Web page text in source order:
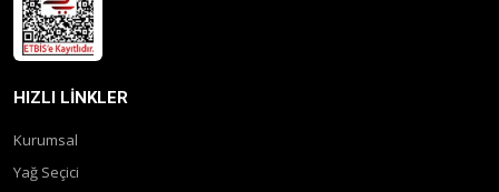
HIZLI LINKLER
Kurumsal
Yağ Seçici